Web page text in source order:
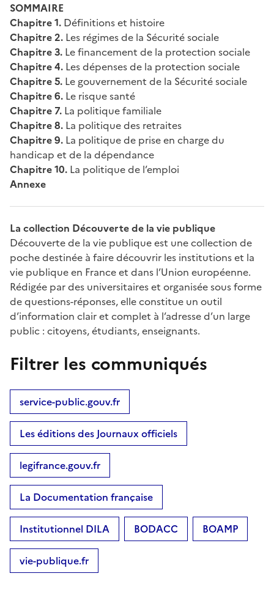
SOMMAIRE
Chapitre 1. Définitions et histoire
Chapitre 2. Les régimes de la Sécurité sociale
Chapitre 3. Le financement de la protection sociale
Chapitre 4. Les dépenses de la protection sociale
Chapitre 5. Le gouvernement de la Sécurité sociale
Chapitre 6. Le risque santé
Chapitre 7. La politique familiale
Chapitre 8. La politique des retraites
Chapitre 9. La politique de prise en charge du
handicap et de la dépendance
Chapitre 10. La politique de l’emploi
Annexe
La collection Découverte de la vie publique
Découverte de la vie publique est une collection de
poche destinée à faire découvrir les institutions et la
vie publique en France et dans l’Union européenne.
Rédigée par des universitaires et organisée sous forme
de questions-réponses, elle constitue un outil
d’information clair et complet à l’adresse d’un large
public : citoyens, étudiants, enseignants.
Filtrer les communiqués
service-public.gouv.fr
Les éditions des Journaux officiels
legifrance.gouv.fr
La Documentation française
Institutionnel DILA BODACC BOAMP
vie-publique.fr